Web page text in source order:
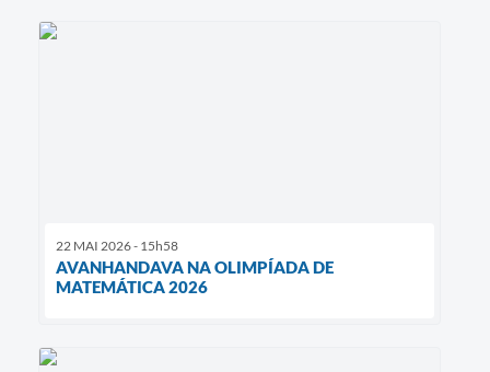
22 MAI 2026 - 15h58
AVANHANDAVA NA OLIMPÍADA DE
MATEMÁTICA 2026